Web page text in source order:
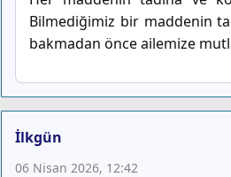
Bilmediğimiz bir maddenin
bakmadan önce ailemize
İlkgün
06 Nisan 2026, 12:42